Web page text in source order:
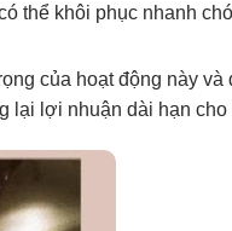
thể khôi phục nhanh
của hoạt động này
lại lợi nhuận dài hạn cho